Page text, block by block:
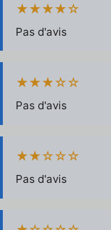
★★★★☆
Pas d'avis
★★★☆☆
Pas d'avis
★★☆☆☆
Pas d'avis